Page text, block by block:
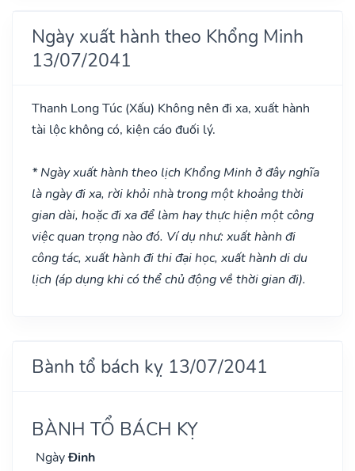
Ngày xuất hành theo Khổng Minh
13/07/2041
Thanh Long Túc (Xấu) Không nên đi xa, xuất hành
tài lộc không có, kiện cáo đuối lý.
* Ngày xuất hành theo lịch Khổng Minh ở đây nghĩa
là ngày đi xa, rời khỏi nhà trong một khoảng thời
gian dài, hoặc đi xa để làm hay thực hiện một công
việc quan trọng nào đó. Ví dụ như: xuất hành đi
công tác, xuất hành đi thi đại học, xuất hành di du
lịch (áp dụng khi có thể chủ động về thời gian đi).
Bành tổ bách kỵ 13/07/2041
BÀNH TỔ BÁCH KỴ
NgàyĐinh